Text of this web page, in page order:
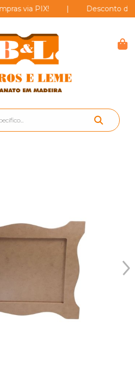
via PIX! Desconto de 5%